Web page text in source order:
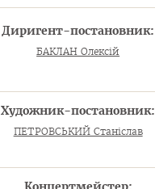
Диригент-постановник:
БАКЛАН Олексій
Художник-постановник:
ПЕТРОВСЬКИЙ Станіслав